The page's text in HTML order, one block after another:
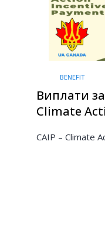
BENEFIT
Виплати
Climate
CAIP – Climate